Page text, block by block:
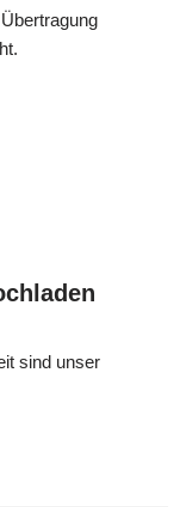
sind unser